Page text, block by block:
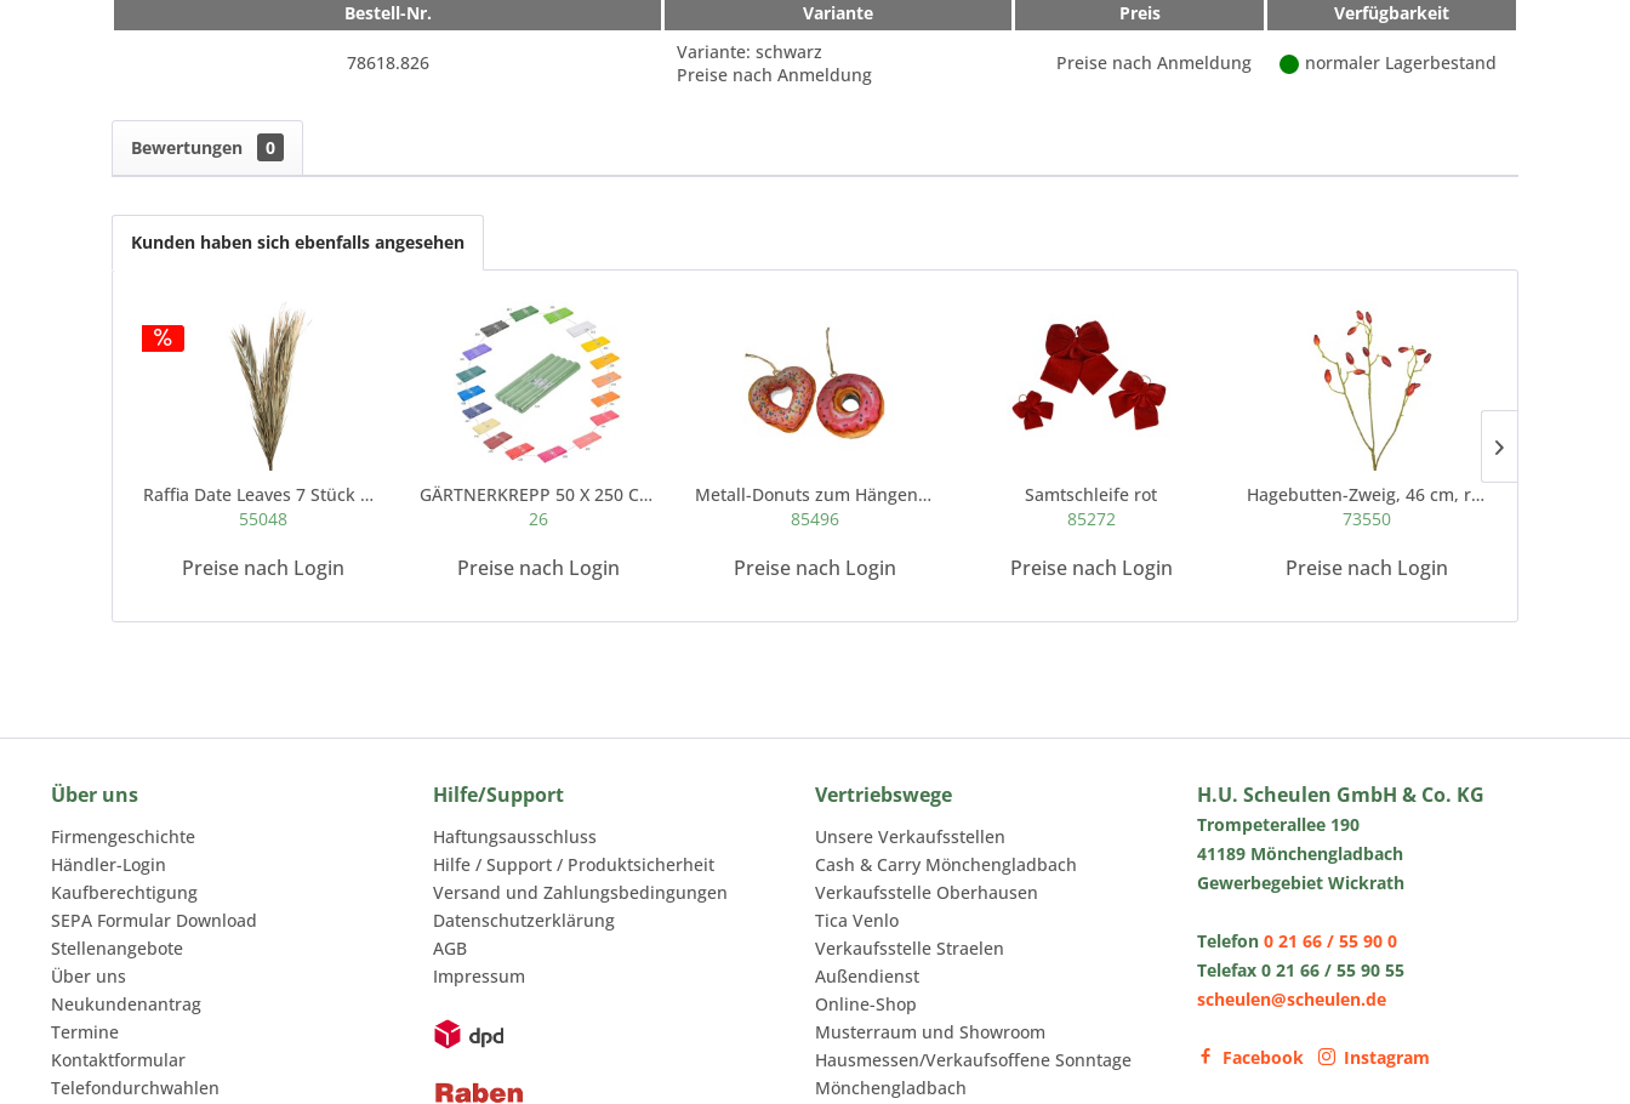
Bestell-Nr. Variante Preis Verfügbarkeit
78618.826
Variante: schwarz
Preise nach Anmeldung
Preise nach Anmeldung normaler Lagerbestand
Bewertungen 0
Kunden haben sich ebenfalls angesehen
Raffia Date Leaves 7 Stück 100 cm natur
55048
Preise nach Login
GÄRTNERKREPP 50 X 250 CM nicht wasserfest
26
Preise nach Login
Metall-Donuts zum Hängen, 2 Mod.sort. in Box,...
85496
Preise nach Login
Samtschleife rot
85272
Preise nach Login
Hagebutten-Zweig, 46 cm, rot
73550
Preise nach Login
Über uns
Firmengeschichte
Händler-Login
Kaufberechtigung
SEPA Formular Download
Stellenangebote
Über uns
Neukundenantrag
Termine
Kontaktformular
Telefondurchwahlen
Hilfe/Support
Haftungsausschluss
Hilfe / Support / Produktsicherheit
Versand und Zahlungsbedingungen
Datenschutzerklärung
AGB
Impressum
Vertriebswege
Unsere Verkaufsstellen
Cash & Carry Mönchengladbach
Verkaufsstelle Oberhausen
Tica Venlo
Verkaufsstelle Straelen
Außendienst
Online-Shop
Musterraum und Showroom
Hausmessen/Verkaufsoffene Sonntage
Mönchengladbach
H.U. Scheulen GmbH & Co. KG
Trompeterallee 190
41189 Mönchengladbach
Gewerbegebiet Wickrath
Telefon 0 21 66 / 55 90 0
Telefax 0 21 66 / 55 90 55
scheulen@scheulen.de
Facebook Instagram